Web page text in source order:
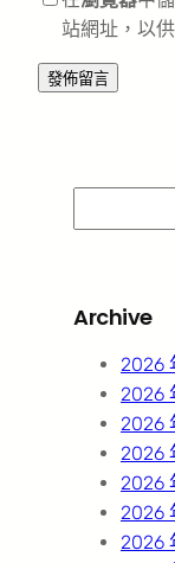
站網址，以
e
c
Archive
2026
2026
2026
2026
2026
2026
2026